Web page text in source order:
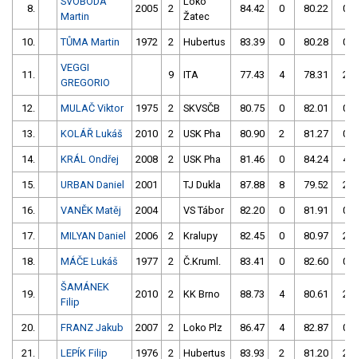
8.
Martin
2005 2
Žatec
84.42 0 80.22 0
10. TŮMA Martin 1972 2 Hubertus 83.39 0 80.28 0
11.
VEGGI
GREGORIO
9 ITA 77.43 4 78.31 2
12. MULAČ Viktor 1975 2 SKVSČB 80.75 0 82.01 0
13. KOLÁŘ Lukáš 2010 2 USK Pha 80.90 2 81.27 0
14. KRÁL Ondřej 2008 2 USK Pha 81.46 0 84.24 4
15. URBAN Daniel 2001 TJ Dukla 87.88 8 79.52 2
16. VANĚK Matěj 2004 VS Tábor 82.20 0 81.91 0
17. MILYAN Daniel 2006 2 Kralupy 82.45 0 80.97 2
18. MÁČE Lukáš 1977 2 Č.Kruml. 83.41 0 82.60 0
19.
ŠAMÁNEK
Filip
2010 2 KK Brno 88.73 4 80.61 2
20. FRANZ Jakub 2007 2 Loko Plz 86.47 4 82.87 0
21. LEPÍK Filip 1976 2 Hubertus 83.93 2 81.20 2